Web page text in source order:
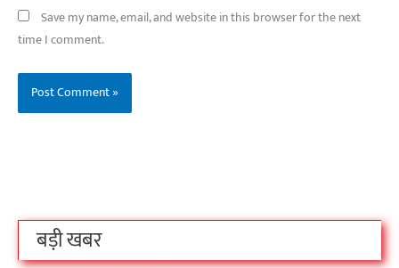
Save my name, email, and website in this browser for the next
time I comment.
बड़ी खबर